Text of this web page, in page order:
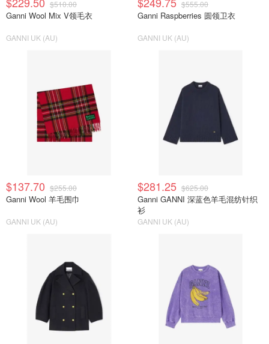
$510.00
Ganni Wool Mix V领毛衣
GANNI UK (AU)
$555.00
Ganni Raspberries 圆领卫衣
GANNI UK (AU)
$137.70 $255.00
Ganni Wool 羊毛围巾
GANNI UK (AU)
$281.25 $625.00
Ganni GANNI 深蓝色羊毛混纺针织
衫
GANNI UK (AU)